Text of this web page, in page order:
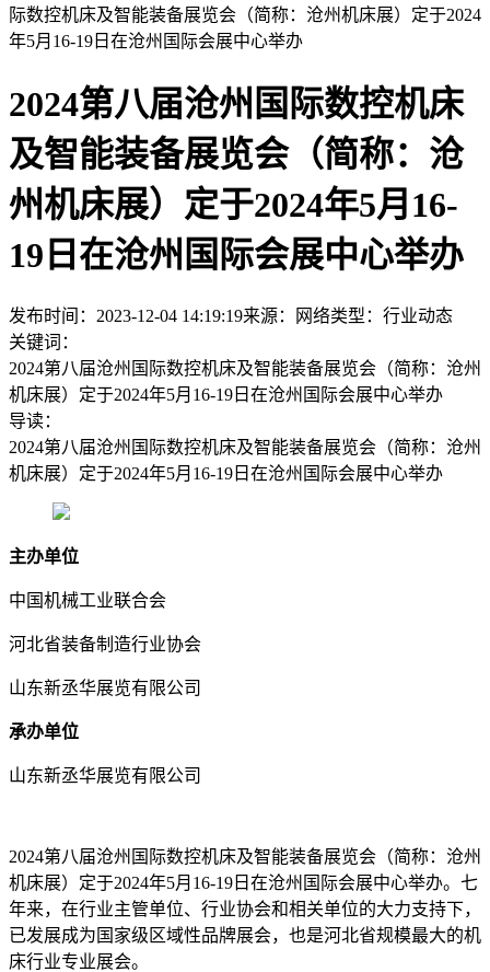
际数控机床及智能装备展览会（简称：沧州机床展）定于2024
年5月16-19日在沧州国际会展中心举办
2024第八届沧州国际数控机床
及智能装备展览会（简称：沧
州机床展）定于2024年5月16-
19日在沧州国际会展中心举办
发布时间：2023-12-04 14:19:19来源：网络类型： 行业动态
关键词：
2024第八届沧州国际数控机床及智能装备展览会（简称：沧州
机床展）定于2024年5月16-19日在沧州国际会展中心举办
导读：
2024第八届沧州国际数控机床及智能装备展览会（简称：沧州
机床展）定于2024年5月16-19日在沧州国际会展中心举办
主办单位
中国机械工业联合会
河北省装备制造行业协会
山东新丞华展览有限公司
承办单位
山东新丞华展览有限公司
2024第八届沧州国际数控机床及智能装备展览会（简称：沧州
机床展）定于2024年5月16-19日在沧州国际会展中心举办。七
年来，在行业主管单位、行业协会和相关单位的大力支持下，
已发展成为国家级区域性品牌展会，也是河北省规模最大的机
床行业专业展会。